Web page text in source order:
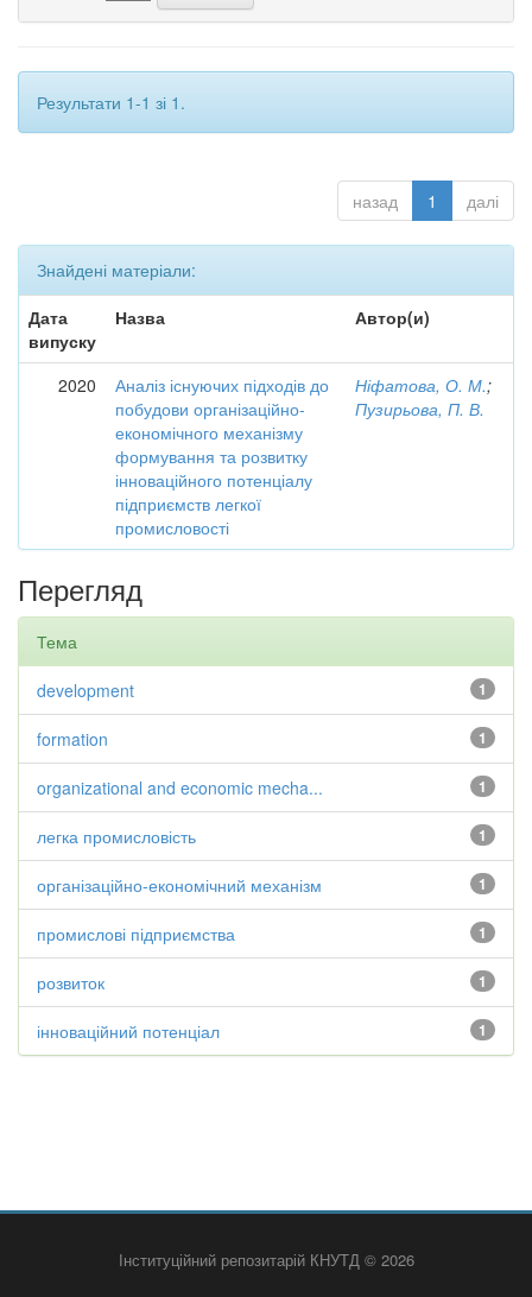
Результати 1-1 зі 1.
назад 1 далі
Знайдені матеріали:
Дата
випуску
Назва Автор(и)
2020
Аналіз існуючих підходів до
побудови організаційно-
економічного механізму
формування та розвитку
інноваційного потенціалу
підприємств легкої
промисловості
Ніфатова, О. М.;
Пузирьова, П. В.
Перегляд
Тема
1
development
1
formation
1
organizational and economic mecha...
1
легка промисловість
1
організаційно-економічний механізм
1
промислові підприємства
1
розвиток
1
інноваційний потенціал
Інституційний репозитарій КНУТД © 2026